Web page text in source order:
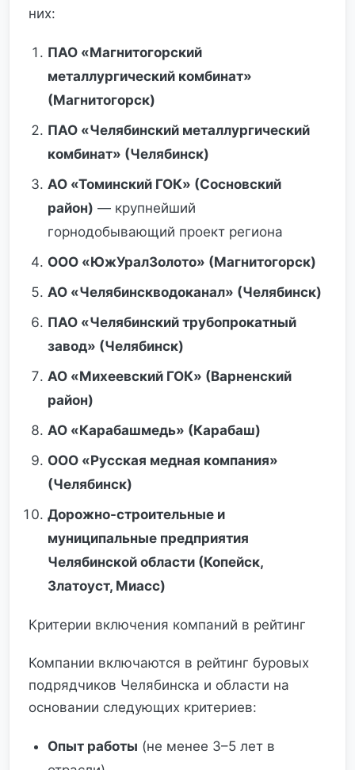
них:
ПАО «Магнитогорский
металлургический комбинат»
(Магнитогорск)
ПАО «Челябинский металлургический
комбинат» (Челябинск)
АО «Томинский ГОК» (Сосновский
район) — крупнейший
горнодобывающий проект региона
ООО «ЮжУралЗолото» (Магнитогорск)
АО «Челябинскводоканал» (Челябинск)
ПАО «Челябинский трубопрокатный
завод» (Челябинск)
АО «Михеевский ГОК» (Варненский
район)
АО «Карабашмедь» (Карабаш)
ООО «Русская медная компания»
(Челябинск)
Дорожно-строительные и
муниципальные предприятия
Челябинской области (Копейск,
Златоуст, Миасс)
Критерии включения компаний в рейтинг
Компании включаются в рейтинг буровых
подрядчиков Челябинска и области на
основании следующих критериев:
Опыт работы (не менее 3–5 лет в